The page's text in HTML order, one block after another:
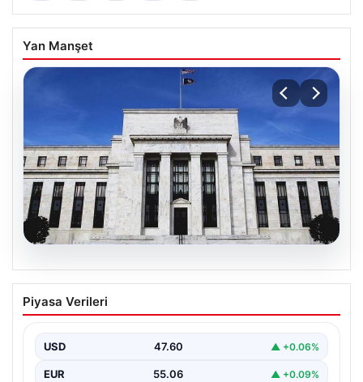
Yan Manşet
04.08.2026
Fed faizi sabit tuttu
Piyasa Verileri
USD 47.60 ▲ +0.06%
EUR 55.06 ▲ +0.09%